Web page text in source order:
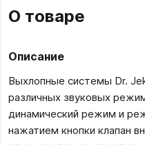
О товаре
Описание
Выхлопные системы Dr.
различных звуковых
динамический режим и
нажатием кнопки клапан